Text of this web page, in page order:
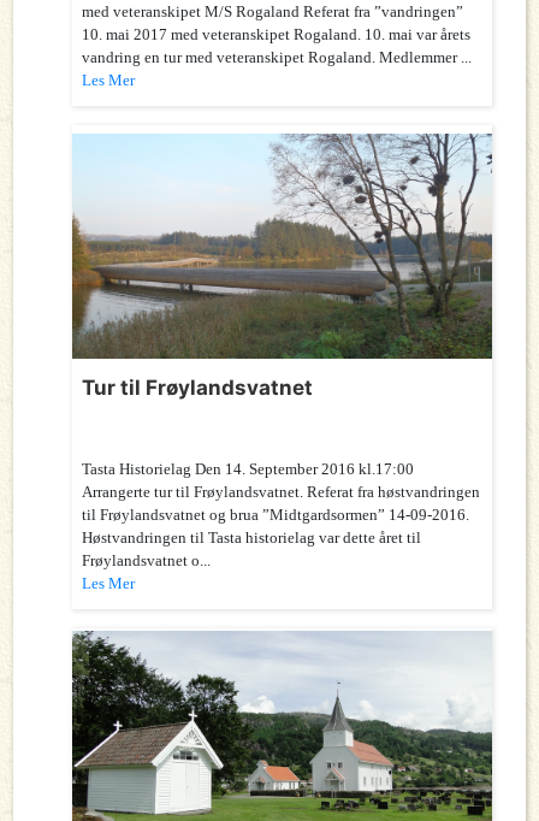
med veteranskipet M/S Rogaland Referat fra ”vandringen”
10. mai 2017 med veteranskipet Rogaland. 10. mai var årets
vandring en tur med veteranskipet Rogaland. Medlemmer ...
Les Mer
Tur til Frøylandsvatnet
Tasta Historielag Den 14. September 2016 kl.17:00
Arrangerte tur til Frøylandsvatnet. Referat fra høstvandringen
til Frøylandsvatnet og brua ”Midtgardsormen” 14-09-2016.
Høstvandringen til Tasta historielag var dette året til
Frøylandsvatnet o...
Les Mer